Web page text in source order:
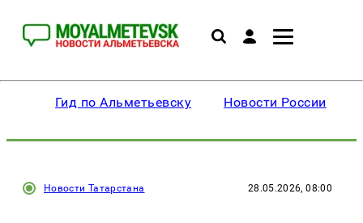
Гид по Альметьевску Новости России
Новости Татарстана 28.05.2026, 08:00